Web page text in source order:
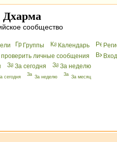
Дхарма
сообщество
Группы Календарь
проверить личные сообщения
Вхoд
За сегодня За неделю
сегодня За неделю За месяц